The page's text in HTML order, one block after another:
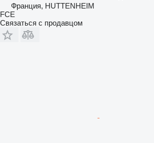
Франция, HUTTENHEIM
FCE
Связаться с продавцом